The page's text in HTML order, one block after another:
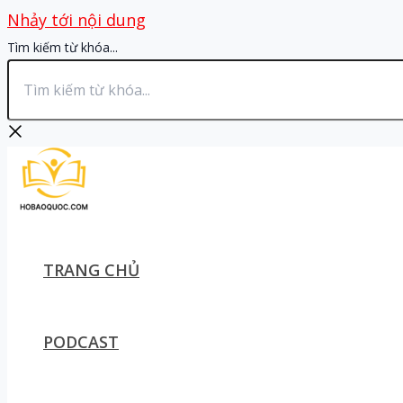
Nhảy tới nội dung
Tìm kiếm từ khóa...
TRANG CHỦ
PODCAST